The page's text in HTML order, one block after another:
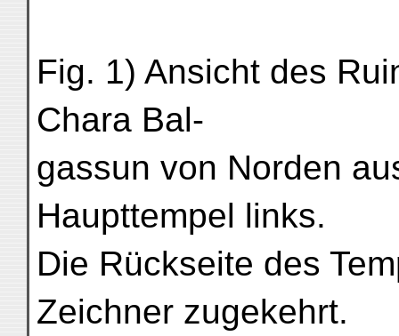
Fig. 1) Ansicht des
Chara Bal-
gassun von Norden
Haupttempel links.
Die Rückseite des
Zeichner zugekehrt.